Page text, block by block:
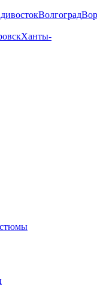
Волгоград
Ханты-